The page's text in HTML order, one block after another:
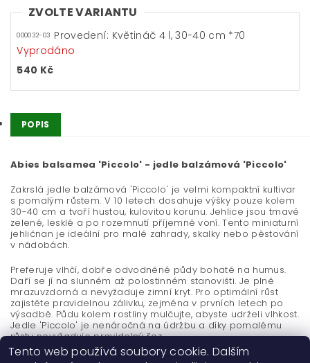
ZVOLTE VARIANTU
000032-03 Provedení: Květináč 4 l, 30-40 cm *70
Vyprodáno
540 Kč
POPIS
Abies balsamea 'Piccolo' - jedle balzámová 'Piccolo'
Zakrslá jedle balzámová 'Piccolo' je velmi kompaktní kultivar
s pomalým růstem. V 10 letech dosahuje výšky pouze kolem
30-40 cm a tvoří hustou, kulovitou korunu. Jehlice jsou tmavě
zelené, lesklé a po rozemnutí příjemně voní. Tento miniaturní
jehličnan je ideální pro malé zahrady, skalky nebo pěstování
v nádobách.
Preferuje vlhčí, dobře odvodněné půdy bohaté na humus.
Daří se jí na slunném až polostinném stanovišti. Je plně
mrazuvzdorná a nevyžaduje zimní kryt. Pro optimální růst
zajistěte pravidelnou zálivku, zejména v prvních letech po
výsadbě. Půdu kolem rostliny mulčujte, abyste udrželi vlhkost.
Jedle 'Piccolo' je nenáročná na údržbu a díky pomalému
růstu nevyžaduje pravidelný řez.
Tento web používá soubory cookie. Dalším